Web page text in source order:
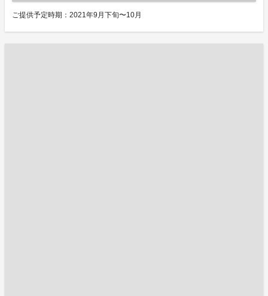
ご提供予定時期：2021年9月下旬〜10月